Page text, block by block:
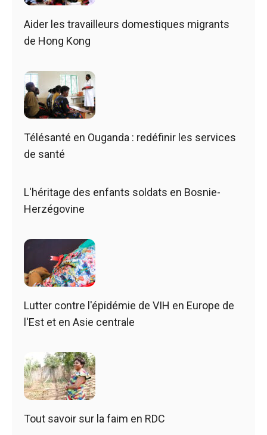
Aider les travailleurs domestiques migrants
de Hong Kong
Télésanté en Ouganda : redéfinir les services
de santé
L'héritage des enfants soldats en Bosnie-
Herzégovine
Lutter contre l'épidémie de VIH en Europe de
l'Est et en Asie centrale
Tout savoir sur la faim en RDC